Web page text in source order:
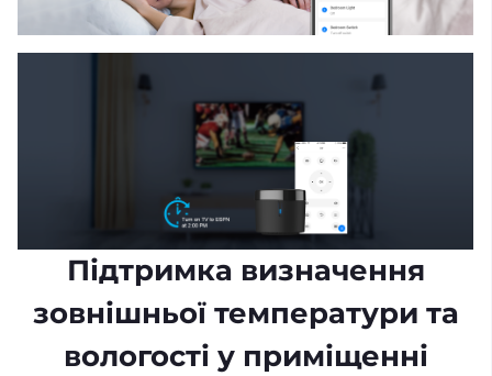
Підтримка визначення
зовнішньої температури та
вологості у приміщенні